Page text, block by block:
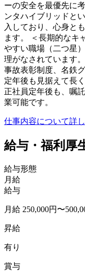
ーの安全を最優先に
ンタハイブリッドと
入しており、心身と
ます。 ＜長期的なキ
やすい職場（二つ星
理がなされています
事故表彰制度、名鉄
定年後も見据えて長
正社員定年後も、嘱
業可能です。
仕事内容について詳
給与・福利厚
給与形態
月給
給与
月給 250,000円〜
昇給
有り
賞与